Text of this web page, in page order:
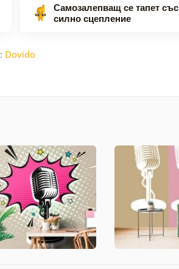
Самозалепващ се тапет със
силно сцепление
Dovido